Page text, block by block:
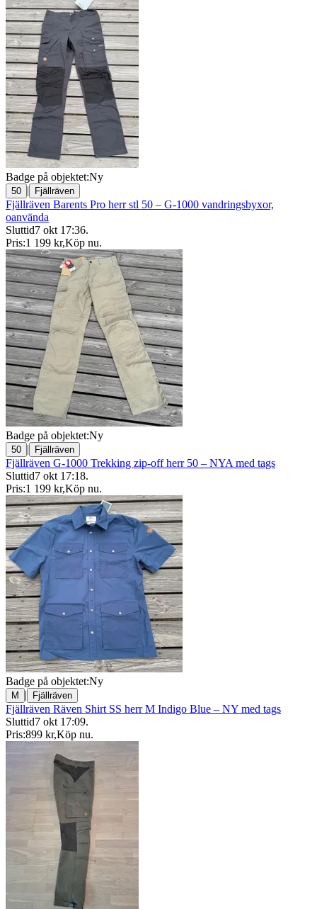
Badge på objektet:Ny
50 | Fjällräven
Fjällräven Barents Pro herr stl 50 – G-1000 vandringsbyxor,
oanvända
Sluttid7 okt 17:36.
Pris:1 199 kr,Köp nu.
Badge på objektet:Ny
50 | Fjällräven
Fjällräven G-1000 Trekking zip-off herr 50 – NYA med tags
Sluttid7 okt 17:18.
Pris:1 199 kr,Köp nu.
Badge på objektet:Ny
M | Fjällräven
Fjällräven Räven Shirt SS herr M Indigo Blue – NY med tags
Sluttid7 okt 17:09.
Pris:899 kr,Köp nu.